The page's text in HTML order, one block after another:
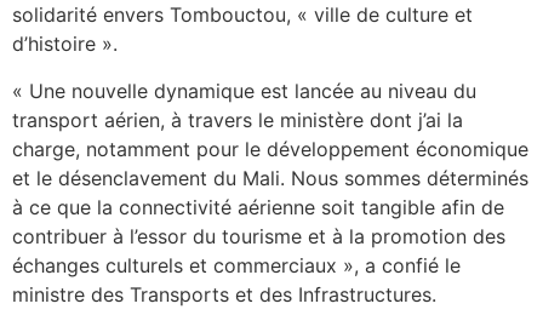
solidarité envers Tombouctou, « ville de culture et
d’histoire ».
« Une nouvelle dynamique est lancée au niveau du
transport aérien, à travers le ministère dont j’ai la
charge, notamment pour le développement économique
et le désenclavement du Mali. Nous sommes déterminés
à ce que la connectivité aérienne soit tangible afin de
contribuer à l’essor du tourisme et à la promotion des
échanges culturels et commerciaux », a confié le
ministre des Transports et des Infrastructures.